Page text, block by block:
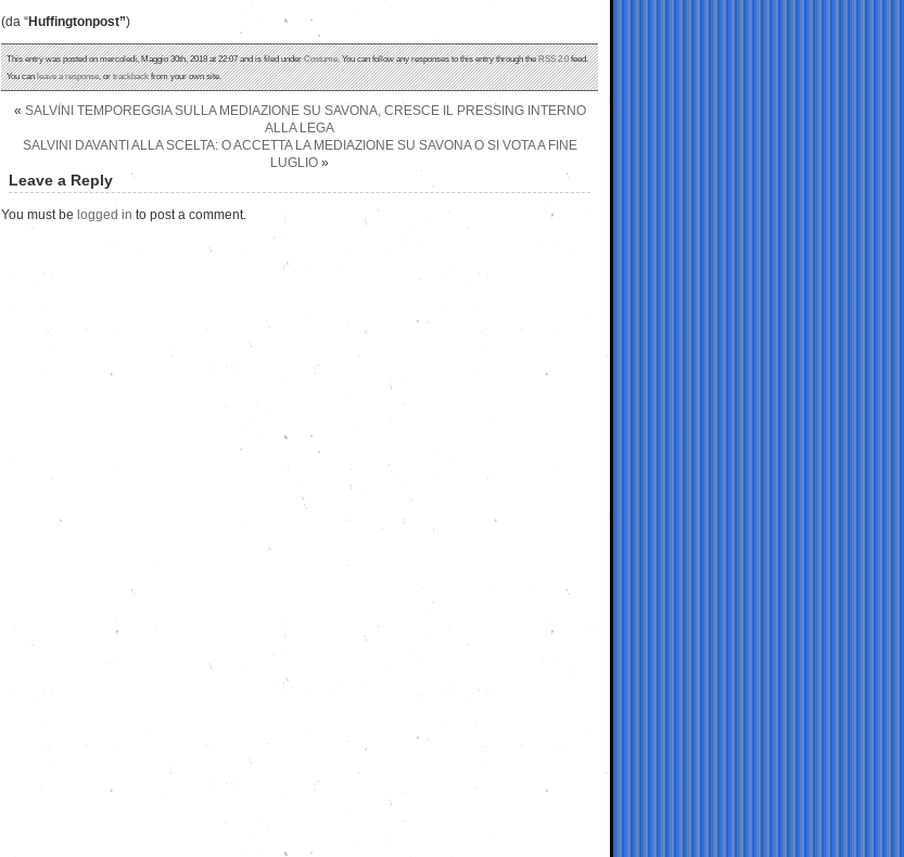
(da “Huffingtonpost”)
This entry was posted on mercoledì, Maggio 30th, 2018 at 22:07 and is filed underCostume. You can follow any responses to this entry through theRSS 2.0feed.
You canleave a response, ortrackbackfrom your own site.
« SALVINI TEMPOREGGIA SULLA MEDIAZIONE SU SAVONA, CRESCE IL PRESSING INTERNO
ALLA LEGA
SALVINI DAVANTI ALLA SCELTA: O ACCETTA LA MEDIAZIONE SU SAVONA O SI VOTA A FINE
LUGLIO »
Leave a Reply
You must be logged in to post a comment.